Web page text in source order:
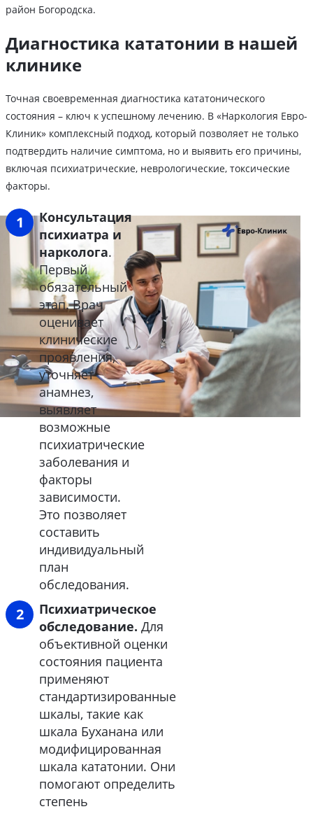
район Богородска.
Диагностика кататонии в нашей
клинике
Точная своевременная диагностика кататонического
состояния – ключ к успешному лечению. В «Наркология Евро-
Клиник» комплексный подход, который позволяет не только
подтвердить наличие симптома, но и выявить его причины,
включая психиатрические, неврологические, токсические
факторы.
Консультация
психиатра и
нарколога.
Первый
обязательный
этап. Врач
оценивает
клинические
проявления,
уточняет
анамнез,
выявляет
возможные
психиатрические
заболевания и
факторы
зависимости.
Это позволяет
составить
индивидуальный
план
обследования.
Психиатрическое
обследование. Для
объективной оценки
состояния пациента
применяют
стандартизированные
шкалы, такие как
шкала Буханана или
модифицированная
шкала кататонии. Они
помогают определить
степень